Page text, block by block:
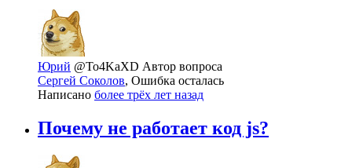
Юрий @To4KaXD Автор вопроса
Сергей Соколов, Ошибка осталась
Написано более трёх лет назад
Почему не работает код js?